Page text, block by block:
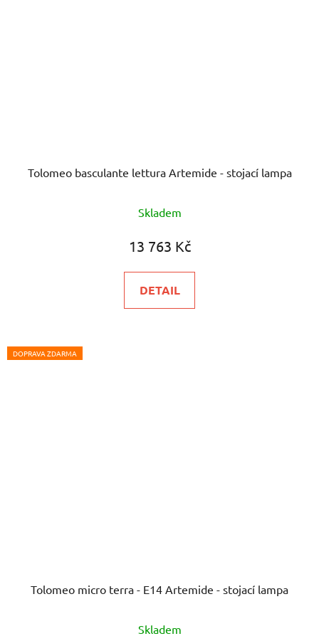
Tolomeo basculante lettura Artemide - stojací lampa
hodnocení
produktu
5,0
z
Skladem
13 763 Kč
DETAIL
DOPRAVA ZDARMA
Tolomeo micro terra - E14 Artemide - stojací lampa
Skladem